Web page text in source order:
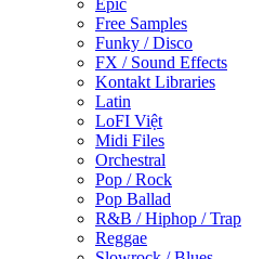
Epic
Free Samples
Funky / Disco
FX / Sound Effects
Kontakt Libraries
Latin
LoFI Việt
Midi Files
Orchestral
Pop / Rock
Pop Ballad
R&B / Hiphop / Trap
Reggae